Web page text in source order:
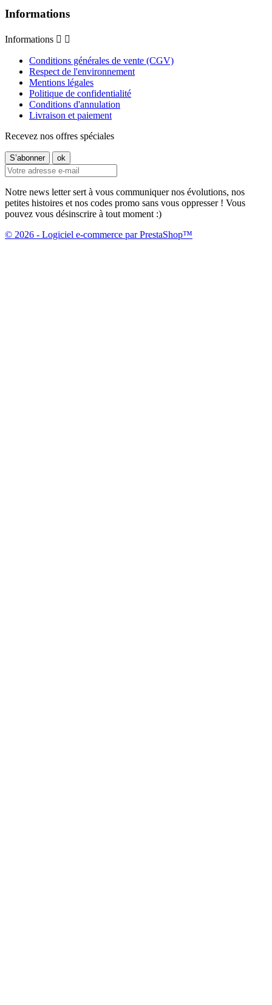
Informations
Informations  
Conditions générales de vente (CGV)
Respect de l'environnement
Mentions légales
Politique de confidentialité
Conditions d'annulation
Livraison et paiement
Recevez nos offres spéciales
Notre news letter sert à vous communiquer nos évolutions, nos
petites histoires et nos codes promo sans vous oppresser ! Vous
pouvez vous désinscrire à tout moment :)
© 2026 - Logiciel e-commerce par PrestaShop™